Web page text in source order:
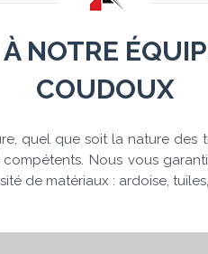
NOTRE
COUDOUX
quel que soit la nature des
compétents. Nous vous
de matériaux : ardoise,